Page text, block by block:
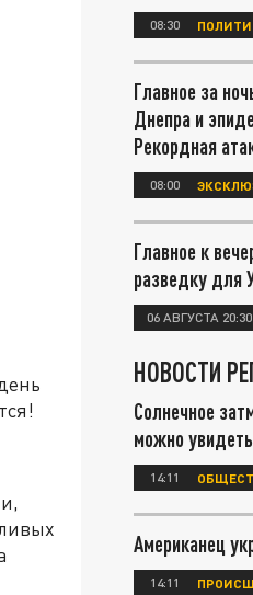
08:30
Главное за
Днепра и
Рекордная
08:00
Главное к
разведку для
06 АВГУСТА 20:30
НОВОСТИ
Солнечное
можно
14:11
Американец
14:11